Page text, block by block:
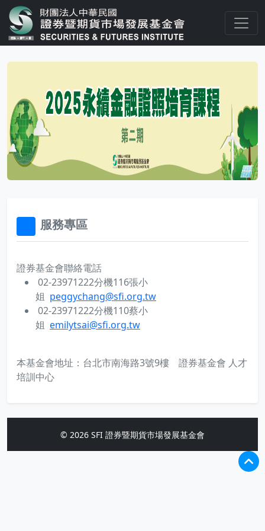
32x32
服務專區
證券基金會聯絡電話
02-23971222分機116張小
姐 peggychang@sfi.org.tw
02-23971222分機110蔡小
姐 emilytsai@sfi.org.tw
本基金會地址：台北市南海路3號9樓 證券基金會 人才
培訓中心
© 2026 SFI 證券暨期貨市場發展基金會